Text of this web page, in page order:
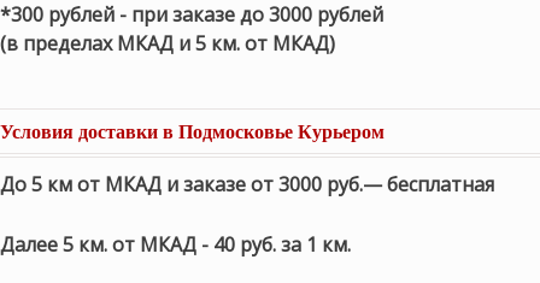
*300 рублей - при заказе до 3000 рублей
(в пределах МКАД и 5 км. от МКАД)
Условия доставки в Подмосковье Курьером
До 5 км от МКАД и заказе от 3000 руб.— бесплатная
Далее 5 км. от МКАД - 40 руб. за 1 км.